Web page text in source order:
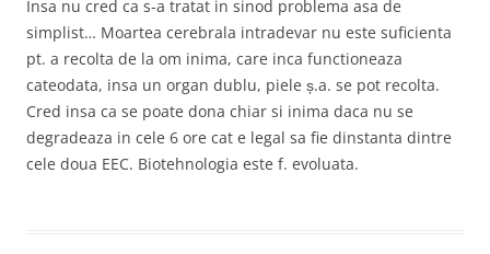
Insa nu cred ca s-a tratat in sinod problema asa de
simplist… Moartea cerebrala intradevar nu este suficienta
pt. a recolta de la om inima, care inca functioneaza
cateodata, insa un organ dublu, piele ș.a. se pot recolta.
Cred insa ca se poate dona chiar si inima daca nu se
degradeaza in cele 6 ore cat e legal sa fie dinstanta dintre
cele doua EEC. Biotehnologia este f. evoluata.